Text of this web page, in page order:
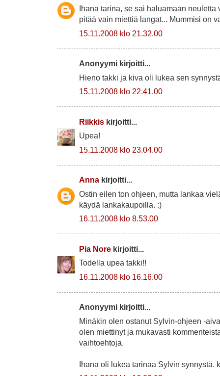
Ihana tarina, se sai haluamaan neuletta
pitää vain miettiä langat... Mummisi on
15.11.2008 klo 21.32.00
Anonyymi kirjoitti...
Hieno takki ja kiva oli lukea sen
15.11.2008 klo 22.41.00
Riikkis kirjoitti...
Upea!
15.11.2008 klo 23.04.00
Anna kirjoitti...
Ostin eilen ton ohjeen, mutta lankaa
käydä lankakaupoilla. :)
16.11.2008 klo 8.53.00
Pia Nore kirjoitti...
Todella upea takki!!
16.11.2008 klo 16.16.00
Anonyymi kirjoitti...
Minäkin olen ostanut Sylvin-ohjeen -
olen miettinyt ja mukavasti
vaihtoehtoja.
Ihana oli lukea tarinaa Sylvin synnystä.